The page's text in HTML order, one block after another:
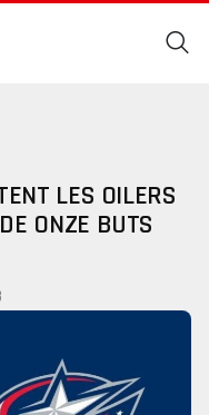
LES OILERS
ONZE BUTS